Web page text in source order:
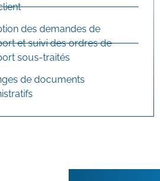
des demandes de
et suivi des ordres de
sous-traités
de documents